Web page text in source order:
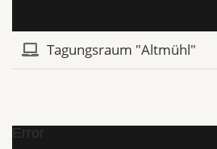
Tagungsraum "Altmühl"
Error